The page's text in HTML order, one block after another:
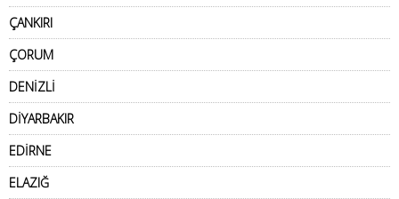
ÇANKIRI
ÇORUM
DENİZLİ
DİYARBAKIR
EDİRNE
ELAZIĞ